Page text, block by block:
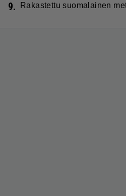
9. Rakastettu suomalainen